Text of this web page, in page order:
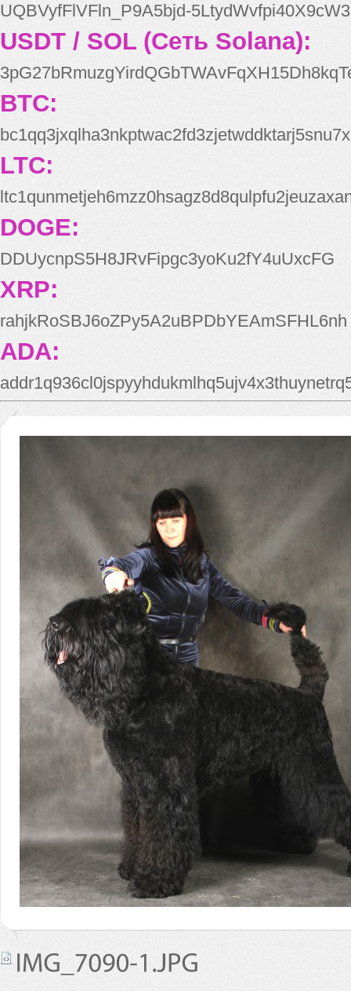
UQBVyfFlVFln_P9A5bjd-
USDT / SOL (Сеть Solana):
BTC:
bc1qq3jxqlha3nkptwac2fd3zjetwddktarj5snu7x
LTC:
DOGE:
DDUycnpS5H8JRvFipgc3yoKu2fY4uUxcFG
XRP:
rahjkRoSBJ6oZPy5A2uBPDbYEAmSFHL6nh
ADA: